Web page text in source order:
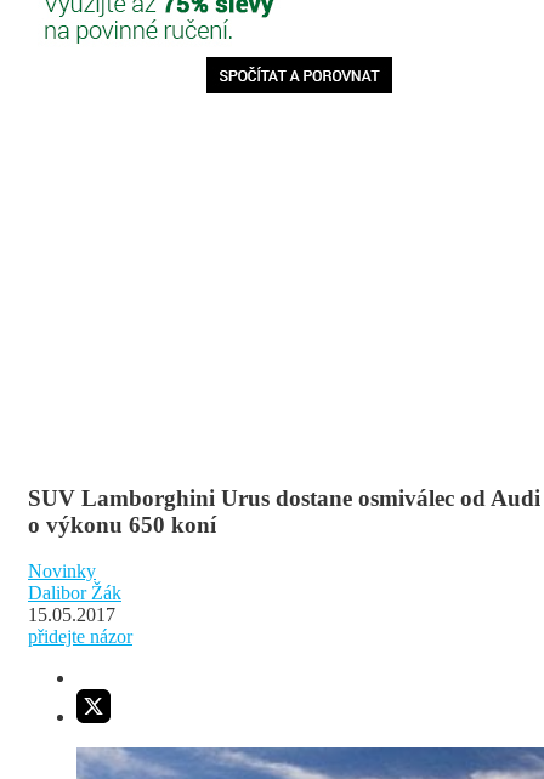
SUV Lamborghini Urus dostane osmiválec od Audi
o výkonu 650 koní
Novinky
Dalibor Žák
15.05.2017
přidejte názor